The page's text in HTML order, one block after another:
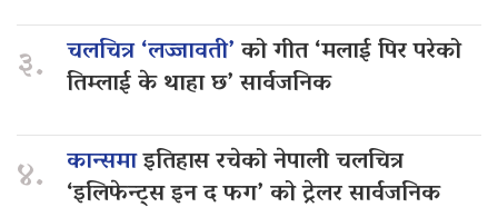
३. चलचित्र ‘लज्जावती’को गीत ‘मलाई पिर परेको
तिम्लाई के थाहा छ’ सार्वजनिक
४. कान्समाइतिहास रचेको नेपाली चलचित्र
‘इलिफेन्ट्स इन द फग’ को ट्रेलर सार्वजनिक